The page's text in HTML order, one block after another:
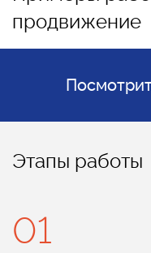
продвижение
Этапы работы
01